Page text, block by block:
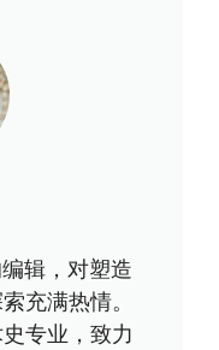
辑，对塑造
充满热情。
专业，致力